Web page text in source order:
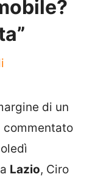
di un
commentato
Lazio, Ciro